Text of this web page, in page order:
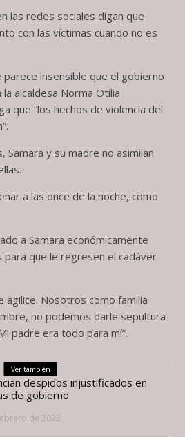
las redes sociales digan que
con las víctimas cuando no es
parece insensible que el gobierno
alcaldesa Norma Otilia
que “los hechos de violencia del
Samara y su madre no asimilan
a las once de la noche, como
a Samara económicamente
que le regresen el cadáver
agilice. Nosotros como familia
no podemos darle sepultura
padre era todo para mí”.
Ver también
despidos injustificados en
de gobierno
de 2022